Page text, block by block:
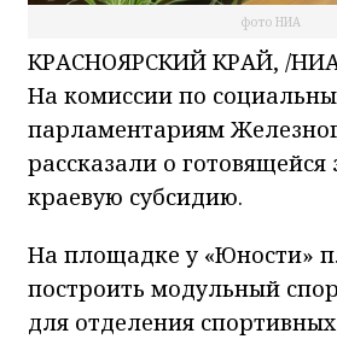
фото НИА
КРАСНОЯРСКИЙ КРАЙ, /
На комиссии по
парламентариям
рассказали о готовящейся
краевую субсидию.
На площадке у «Юности»
построить модульный
для отделения